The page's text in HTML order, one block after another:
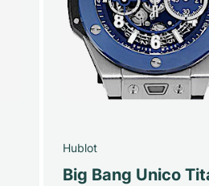
Hublot
Big Bang Unico